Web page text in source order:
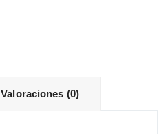
Valoraciones (0)